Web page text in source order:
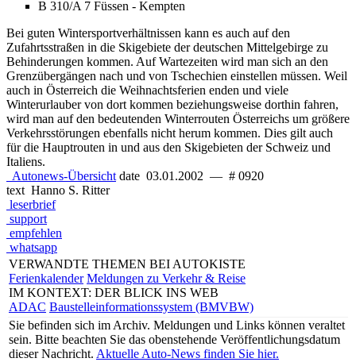
B 310/A 7 Füssen - Kempten
Bei guten Wintersportverhältnissen kann es auch auf den
Zufahrtsstraßen in die Skigebiete der deutschen Mittelgebirge zu
Behinderungen kommen. Auf Wartezeiten wird man sich an den
Grenzübergängen nach und von Tschechien einstellen müssen. Weil
auch in Österreich die Weihnachtsferien enden und viele
Winterurlauber von dort kommen beziehungsweise dorthin fahren,
wird man auf den bedeutenden Winterrouten Österreichs um größere
Verkehrsstörungen ebenfalls nicht herum kommen. Dies gilt auch
für die Hauptrouten in und aus den Skigebieten der Schweiz und
Italiens.
Autonews-Übersicht date 03.01.2002 — # 0920
text Hanno S. Ritter
leserbrief
support
empfehlen
whatsapp
VERWANDTE THEMEN BEI AUTOKISTE
Ferienkalender Meldungen zu Verkehr & Reise
IM KONTEXT: DER BLICK INS WEB
ADAC Baustelleinformationssystem (BMVBW)
Sie befinden sich im Archiv. Meldungen und Links können veraltet
sein. Bitte beachten Sie das obenstehende Veröffentlichungsdatum
dieser Nachricht. Aktuelle Auto-News finden Sie hier.